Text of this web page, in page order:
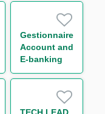
Gestionnaire
Account and
E-banking
Services H/F